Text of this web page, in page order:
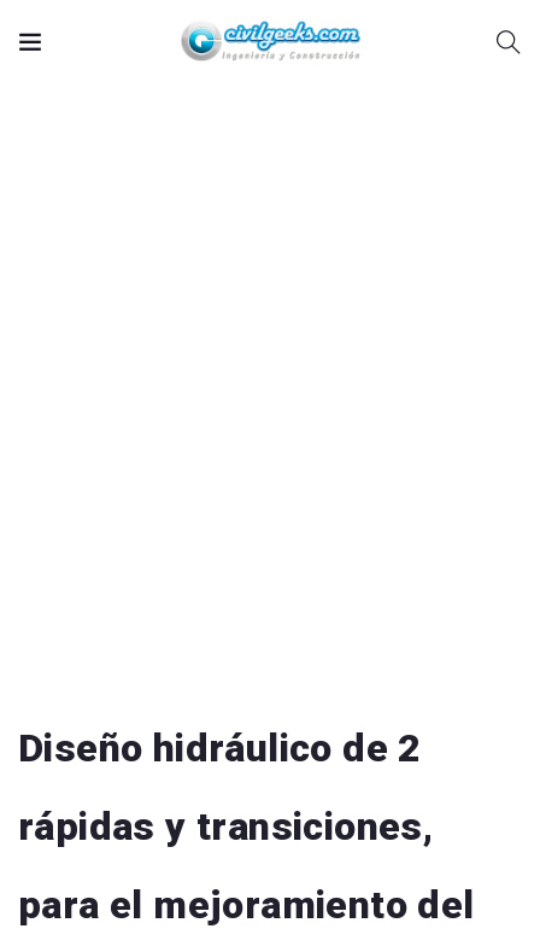
Diseño hidráulico de 2
rápidas y transiciones,
para el mejoramiento del